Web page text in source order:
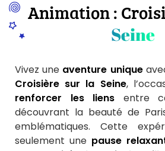
Animation :
Seine
Vivez une aventure unique
Croisière sur la Seine,
renforcer les liens entre
découvrant la beauté de
emblématiques. Cette
seulement une pause